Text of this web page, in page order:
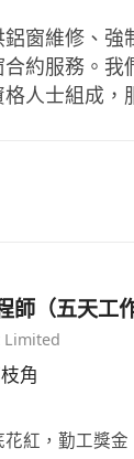
窗維修、強
約服務。我
人士組成，
師（五天工作
Limited
角
紅，勤工獎金